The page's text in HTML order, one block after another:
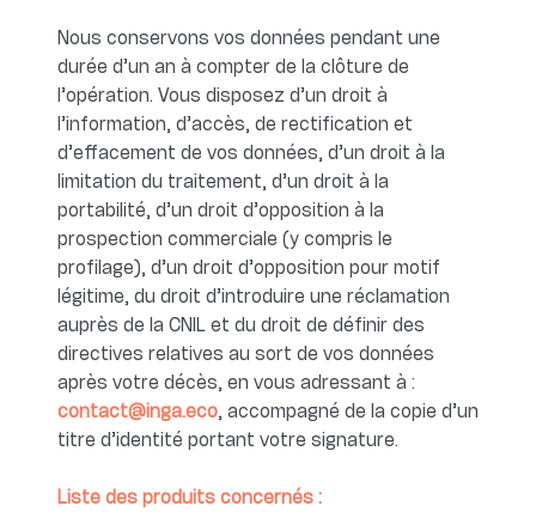
Nous conservons vos données pendant une
durée d’un an à compter de la clôture de
l’opération. Vous disposez d’un droit à
l’information, d’accès, de rectification et
d’effacement de vos données, d’un droit à la
limitation du traitement, d’un droit à la
portabilité, d’un droit d’opposition à la
prospection commerciale (y compris le
profilage), d’un droit d’opposition pour motif
légitime, du droit d’introduire une réclamation
auprès de la CNIL et du droit de définir des
directives relatives au sort de vos données
après votre décès, en vous adressant à :
contact@inga.eco, accompagné de la copie d’un
titre d’identité portant votre signature.
Liste des produits concernés :